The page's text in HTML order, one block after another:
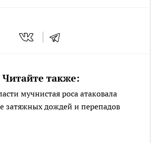
Читайте также:
мучнистая роса атаковала
затяжных дождей и перепадов